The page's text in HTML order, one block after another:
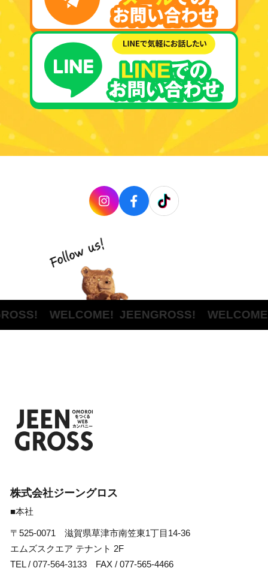
WELCOME!JEENGROSS! WELCOME!
株式会社ジーングロス
■本社
〒525-0071 滋賀県草津市南笠東1丁目14-36
エムズスクエア テナント 2F
TEL / 077-564-3133 FAX / 077-565-4466